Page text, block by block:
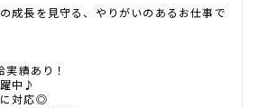
成長を見守る、やりがいのあるお仕事で
績あり！
中♪
対応◎